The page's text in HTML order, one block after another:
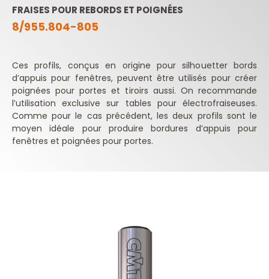
FRAISES POUR REBORDS ET POIGNÉES
8/955.804-805
Ces profils, conçus en origine pour silhouetter bords
d’appuis pour fenêtres, peuvent être utilisés pour créer
poignées pour portes et tiroirs aussi. On recommande
l’utilisation exclusive sur tables pour électrofraiseuses.
Comme pour le cas précédent, les deux profils sont le
moyen idéale pour produire bordures d’appuis pour
fenêtres et poignées pour portes.